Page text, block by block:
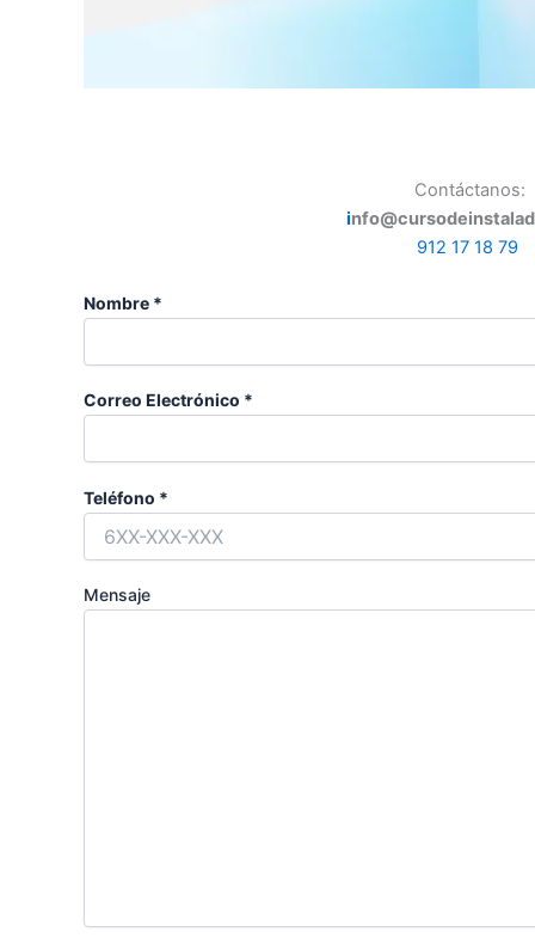
Contáctanos:
i
912 17 18 79
Nombre *
Correo Electrónico *
Teléfono *
Mensaje